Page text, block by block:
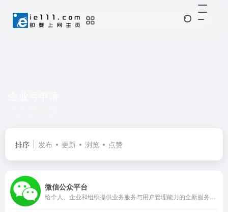
排序 发布 更新 浏览 点赞
微信公众平台